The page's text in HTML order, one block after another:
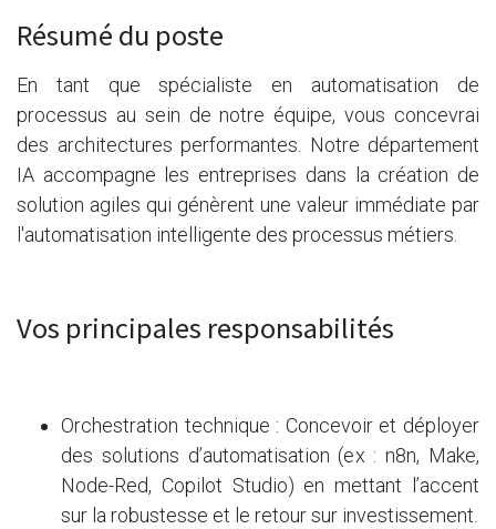
Résumé du poste
En tant que spécialiste en automatisation de
processus au sein de notre équipe, vous concevrai
des architectures performantes. Notre département
IA accompagne les entreprises dans la création de
solution agiles qui génèrent une valeur immédiate par
l'automatisation intelligente des processus métiers.
Vos principales responsabilités
Orchestration technique : Concevoir et déployer
des solutions d’automatisation (ex : n8n, Make,
Node-Red, Copilot Studio) en mettant l’accent
sur la robustesse et le retour sur investissement.